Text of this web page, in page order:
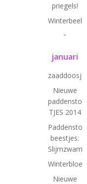
priegels!
-
januari
Nieuwe
TJES 2014
beestjes:
Nieuwe